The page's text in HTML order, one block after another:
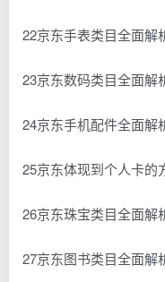
22京东手表类目全面解
23京东数码类目全面解
24京东手机配件全面解
25京东体现到个人卡的
26京东珠宝类目全面解
27京东图书类目全面解